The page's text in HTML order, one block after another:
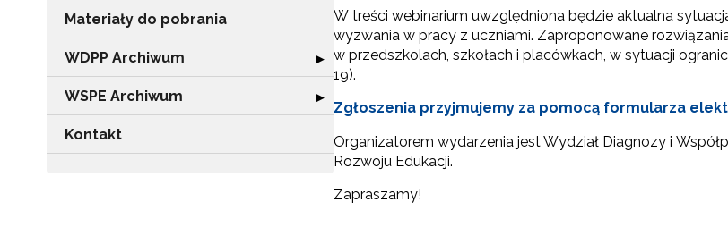
Materiały do pobrania
WDPP Archiwum Rozwiń sekcję "WDPP Archiwum"
▶
WSPE Archiwum Rozwiń sekcję "WSPE Archiwum"
▶
Kontakt
W treści webinarium uwzględniona będzie aktualna
wyzwania w pracy z uczniami. Zaproponowane
w przedszkolach, szkołach i placówkach, w sytuacji
19).
Zgłoszenia przyjmujemy za pomocą formularza
Organizatorem wydarzenia jest Wydział Diagnozy i
Rozwoju Edukacji.
Zapraszamy!